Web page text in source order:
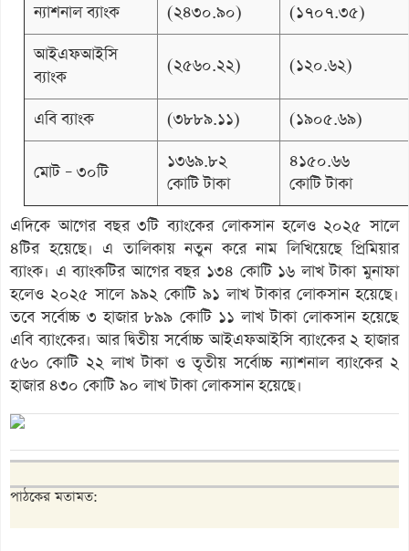
ন্যাশনাল ব্যাংক
(২৪৩০.৯০)
(১৭০৭.৩৫)
আইএফআইসি
ব্যাংক
(২৫৬০.২২) (১২০.৬২)
এবি ব্যাংক (৩৮৮৯.১১) (১৯০৫.৬৯)
মোট – ৩০টি
১৩৬৯.৮২
কোটি টাকা
৪১৫০.৬৬
কোটি টাকা
এদিকে আগের বছর ৩টি ব্যাংকের লোকসান হলেও ২০২৫ সালে
৪টির হয়েছে। এ তালিকায় নতুন করে নাম লিখিয়েছে প্রিমিয়ার
ব্যাংক। এ ব্যাংকটির আগের বছর ১৩৪ কোটি ১৬ লাখ টাকা মুনাফা
হলেও ২০২৫ সালে ৯৯২ কোটি ৯১ লাখ টাকার লোকসান হয়েছে।
তবে সর্বোচ্চ ৩ হাজার ৮৯৯ কোটি ১১ লাখ টাকা লোকসান হয়েছে
এবি ব্যাংকের। আর দ্বিতীয় সর্বোচ্চ আইএফআইসি ব্যাংকের ২ হাজার
৫৬০ কোটি ২২ লাখ টাকা ও তৃতীয় সর্বোচ্চ ন্যাশনাল ব্যাংকের ২
হাজার ৪৩০ কোটি ৯০ লাখ টাকা লোকসান হয়েছে।
পাঠকের মতামত: